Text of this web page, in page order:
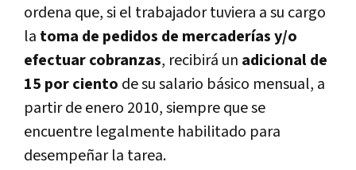
ordena que, si el trabajador tuviera a su cargo
la toma de pedidos de mercaderías y/o
efectuar cobranzas, recibirá un adicional de
15 por ciento de su salario básico mensual, a
partir de enero 2010, siempre que se
encuentre legalmente habilitado para
desempeñar la tarea.